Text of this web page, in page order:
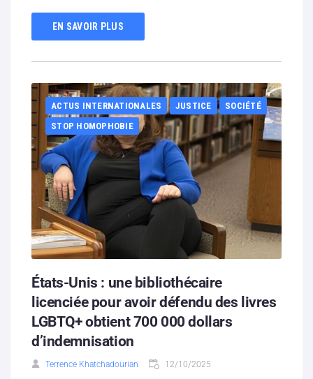
EN SAVOIR PLUS
ACTUS INTERNATIONALES JUSTICE
SOCIÉTÉ
STOP HOMOPHOBIE
États-Unis : une bibliothécaire
licenciée pour avoir défendu des livres
LGBTQ+ obtient 700 000 dollars
d’indemnisation
Terrence Khatchadourian 12/10/2025